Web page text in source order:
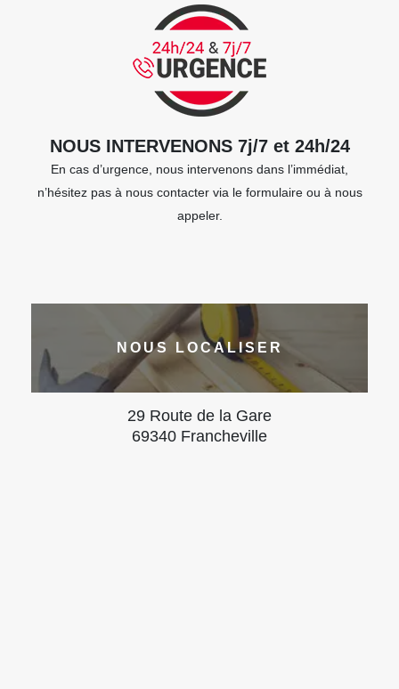
NOUS INTERVENONS 7j/7 et 24h/24
En cas d’urgence, nous intervenons dans l’immédiat,
n’hésitez pas à nous contacter via le formulaire ou à nous
appeler.
NOUS LOCALISER
29 Route de la Gare
69340 Francheville